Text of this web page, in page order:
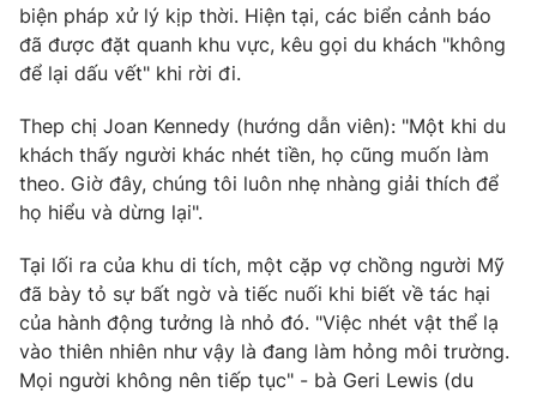
Theo dõi báo trên
Cơ quan chủ quản:Đài Truyền hình Việt Nam
Cơ quan báo chí:Thời báo VTV
Giấy phép hoạt động báo in và báo điện tử số 483/GP-BTTTT
cấp ngày 29/12/2023
Tổng Biên tập: Vũ Thanh Thủy
Phó Tổng Biên tập:Nguyễn Thị Mỹ Hạnh, Phạm Quốc Thắng,
Nguyễn Trọng Ninh
Tổng đài VTV:024.38 355 931 - 024.38 355 932
biện pháp xử lý kịp thời. Hiện tại, các biển cảnh báo
đã được đặt quanh khu vực, kêu gọi du khách "không
để lại dấu vết" khi rời đi.
Thep chị Joan Kennedy (hướng dẫn viên): "Một khi du
khách thấy người khác nhét tiền, họ cũng muốn làm
theo. Giờ đây, chúng tôi luôn nhẹ nhàng giải thích để
họ hiểu và dừng lại".
Tại lối ra của khu di tích, một cặp vợ chồng người Mỹ
đã bày tỏ sự bất ngờ và tiếc nuối khi biết về tác hại
của hành động tưởng là nhỏ đó. "Việc nhét vật thể lạ
vào thiên nhiên như vậy là đang làm hỏng môi trường.
Mọi người không nên tiếp tục" - bà Geri Lewis (du